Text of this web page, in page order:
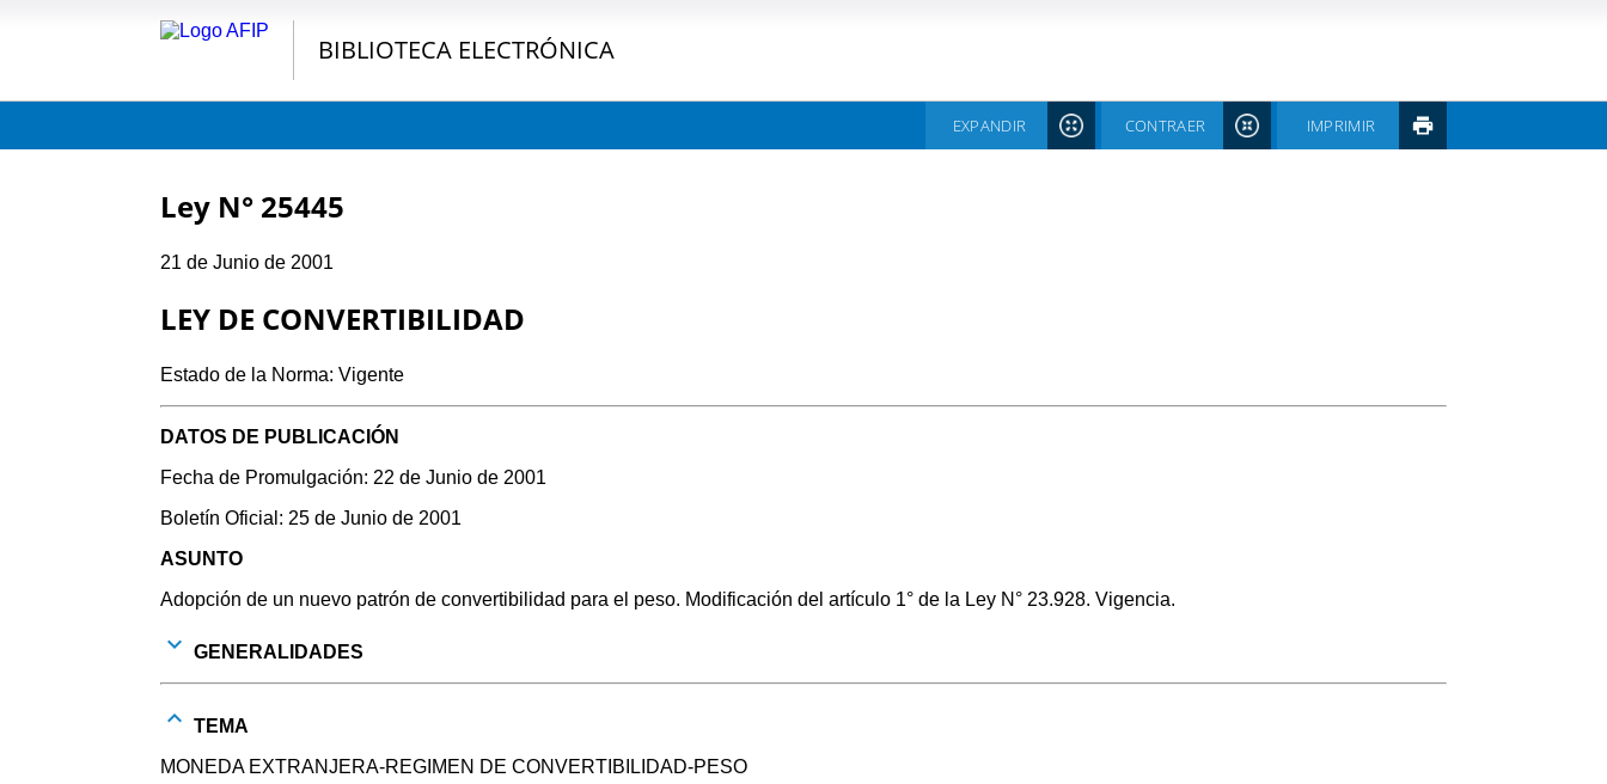
BIBLIOTECA ELECTRÓNICA
IMPRIMIR
CONTRAER
EXPANDIR
Ley N° 25445
21 de Junio de 2001
LEY DE CONVERTIBILIDAD
Estado de la Norma: Vigente
DATOS DE PUBLICACIÓN
Fecha de Promulgación: 22 de Junio de 2001
Boletín Oficial: 25 de Junio de 2001
ASUNTO
Adopción de un nuevo patrón de convertibilidad para el peso. Modificación del artículo 1° de la Ley N° 23.928. Vigencia.
GENERALIDADES
TEMA
MONEDA EXTRANJERA-REGIMEN DE CONVERTIBILIDAD-PESO